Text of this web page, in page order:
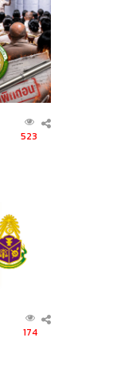
523
174